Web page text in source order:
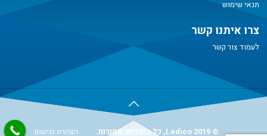
תנאי שימוש
צרו איתנו קשר
לעמוד צור קשר
© Ledico 2019, כל הזכויות שמורות. הצהרת נגישות